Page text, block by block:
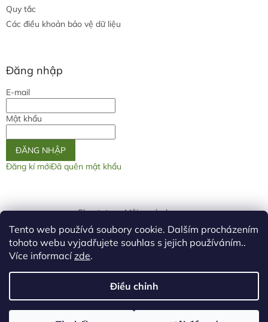
Tento web používá soubory cookie. Dalším procházením
tohoto webu vyjadřujete souhlas s jejich používáním..
Více informacízde.
Điều chỉnh
Quy tắc
Các điều khoản bảo vệ dữ liệu
Đăng nhập
E-mail
Mật khẩu
ĐĂNG NHẬP
Đăng kí mớiĐã quên mật khẩu
Shoptet.cz Můjprvníeshop.cz
logo ž
Được tạo bởi Shoptet